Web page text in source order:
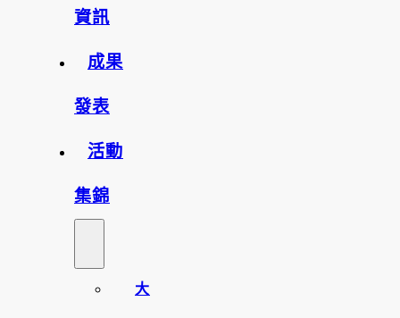
資訊
成果
發表
活動
集錦
大